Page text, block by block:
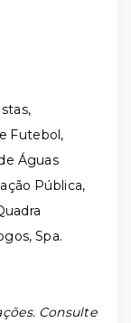
Futebol,
Águas
Pública,
Spa.
Consulte